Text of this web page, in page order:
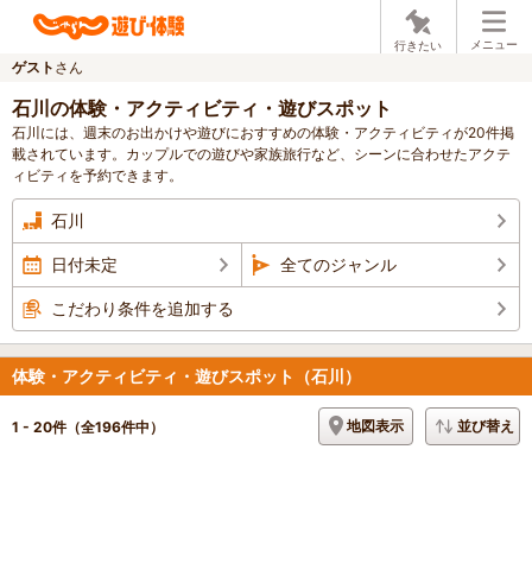
行きたい メニュー
ゲスト さん
石川の体験・アクティビティ・遊びスポット
石川には、週末のお出かけや遊びにおすすめの体験・アクティビティが20件掲
載されています。カップルでの遊びや家族旅行など、シーンに合わせたアクテ
ィビティを予約できます。
石川
日付未定 全てのジャンル
こだわり条件を追加する
体験・アクティビティ・遊びスポット（石川）
1 - 20件（全196件中） 地図表示 並び替え